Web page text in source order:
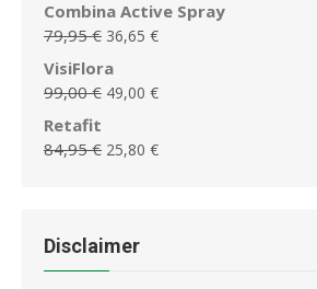
44,99 €.18,65 €.
initial
était :
75,95 €.
actuel
Combina Active Spray
79,95€ Le
initial
était :
36,65 €Le
actuel
VisiFlora
99,00€ Le
initial
était :
49,00 €Le
actuel
Retafit
84,95€ Le
84,95 €.
25,80 €Le
Disclaimer